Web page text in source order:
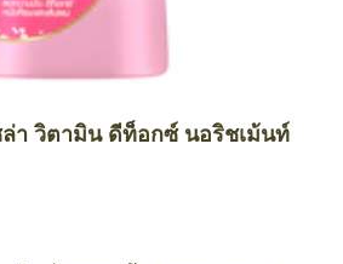
า วิตามิน ดีท็อกซ์ นอริชเม้นท์